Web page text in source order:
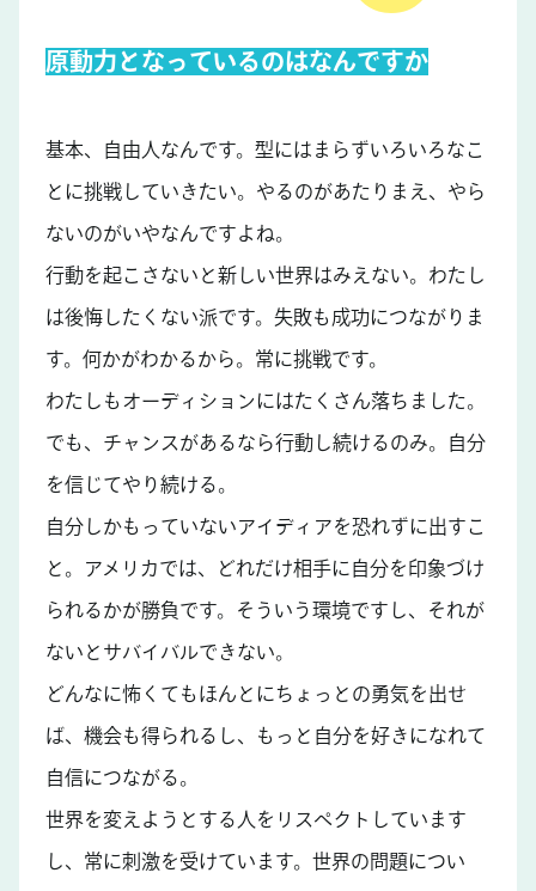
原動力となっているのはなんですか
基本、自由人なんです。型にはまらずいろいろなこ
とに挑戦していきたい。やるのがあたりまえ、やら
ないのがいやなんですよね。
行動を起こさないと新しい世界はみえない。わたし
は後悔したくない派です。失敗も成功につながりま
す。何かがわかるから。常に挑戦です。
わたしもオーディションにはたくさん落ちました。
でも、チャンスがあるなら行動し続けるのみ。自分
を信じてやり続ける。
自分しかもっていないアイディアを恐れずに出すこ
と。アメリカでは、どれだけ相手に自分を印象づけ
られるかが勝負です。そういう環境ですし、それが
ないとサバイバルできない。
どんなに怖くてもほんとにちょっとの勇気を出せ
ば、機会も得られるし、もっと自分を好きになれて
自信につながる。
世界を変えようとする人をリスペクトしています
し、常に刺激を受けています。世界の問題につい